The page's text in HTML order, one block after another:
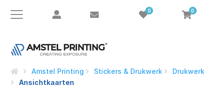
0 0
Amstel Printing Stickers & Drukwerk
Drukwerk
Ansichtkaarten